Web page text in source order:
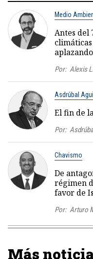
Medio
Antes del
aplazando
Por: Alexis
Asdrúbal
El fin de
Por:
Chavismo
De
régimen
favor de
Por: Arturo
Más